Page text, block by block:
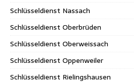
Schlüsseldienst Nassach
Schlüsseldienst Oberbrüden
Schlüsseldienst Oberweissach
Schlüsseldienst Oppenweiler
Schlüsseldienst Rielingshausen